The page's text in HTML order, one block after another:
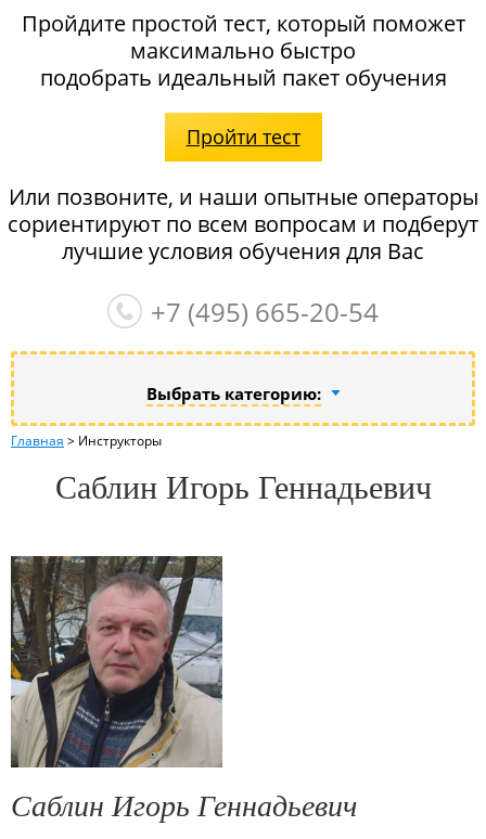
Пройдите простой тест, который поможет
максимально быстро
подобрать идеальный пакет обучения
Пройти тест
Или позвоните, и наши опытные операторы
сориентируют по всем вопросам и подберут
лучшие условия обучения для Вас
+7 (495) 665-20-54
Выбрать категорию:
Главная > Инструкторы
Саблин Игорь Геннадьевич
Саблин Игорь Геннадьевич